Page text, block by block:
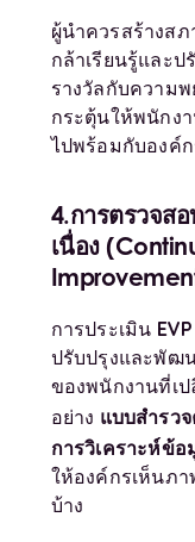
ผู้นำควรสร้างส
กล้าเรียนรู้และป
รางวัลกับความ
กระตุ้นให้พนักง
ไปพร้อมกับองค์ก
4.การตรวจส
เนื่อง
การประเมิน EVP
ปรับปรุงและพัฒ
ของพนักงานที่เป
อย่าง แบบสำรว
การวิเคราะห์ข้อ
ให้องค์กรเห็นภ
บ้าง